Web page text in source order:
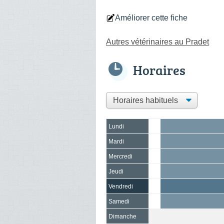
Améliorer cette fiche
Autres vétérinaires au Pradet
Horaires
Lundi
Mardi
Mercredi
Jeudi
Vendredi
Samedi
Dimanche